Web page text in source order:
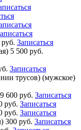
Записаться
5 500 руб.
Записаться
трусов) (мужское)
9 600 руб. Записаться
руб. Записаться
руб. Записаться
300 руб. Записаться